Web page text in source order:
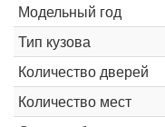
Модельный год
Тип кузова
Количество дверей
Количество мест